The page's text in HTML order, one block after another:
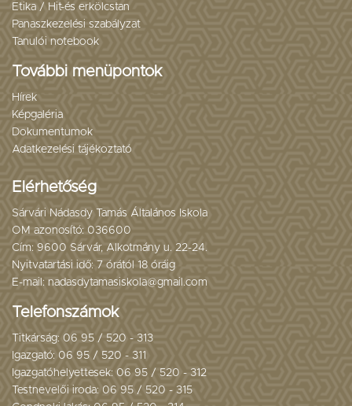
Etika / Hit-és erkölcstan
Panaszkezelési szabályzat
Tanulói notebook
További menüpontok
Hírek
Képgaléria
Dokumentumok
Adatkezelési tájékoztató
Elérhetőség
Sárvári Nádasdy Tamás Általános Iskola
OM azonosító: 036600
Cím: 9600 Sárvár, Alkotmány u. 22-24.
Nyitvatartási idő: 7 órától 18 óráig
E-mail: nadasdytamasiskola@gmail.com
Telefonszámok
Titkárság: 06 95 / 520 - 313
Igazgató: 06 95 / 520 - 311
Igazgatóhelyettesek: 06 95 / 520 - 312
Testnevelői iroda: 06 95 / 520 - 315